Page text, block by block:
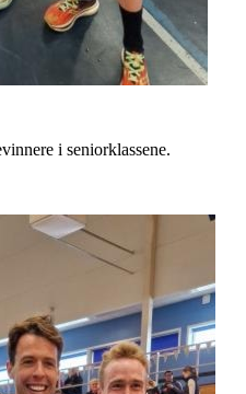
i seniorklassene.